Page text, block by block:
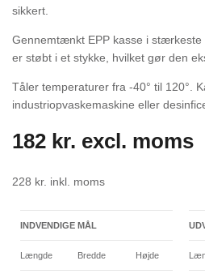
sikkert.
Gennemtænkt EPP kasse i stærkeste
er støbt i et stykke, hvilket gør den
Tåler temperaturer fra -40° til 120°.
industriopvaskemaskine eller
182 kr. excl. moms
228 kr. inkl. moms
INDVENDIGE MÅL
Længde Bredde Højde